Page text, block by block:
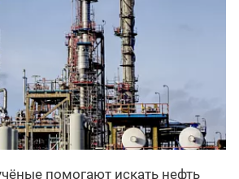
помогают искать нефть